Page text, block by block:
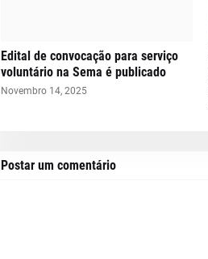
Edital de convocação para serviço
voluntário na Sema é publicado
Novembro 14, 2025
Postar um comentário